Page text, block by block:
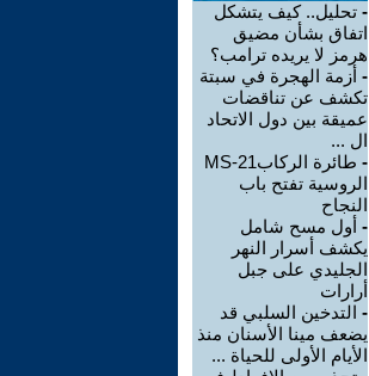
- تحليل.. كيف يتشكل
اتفاق بشأن مضيق
هرمز لا يريده ترامب؟
- أزمة الهجرة في سبتة
تكشف عن تناقضات
عميقة بين دول الاتحاد
ال ...
-
طائرة الركابMS-21
الروسية تفتح باب
النجاح
- أول مسح شامل
يكشف أسرار النهر
الجليدي على جبل
أرارات
- التدخين السلبي قد
يضعف مينا الأسنان منذ
الأيام الأولى للحياة ...